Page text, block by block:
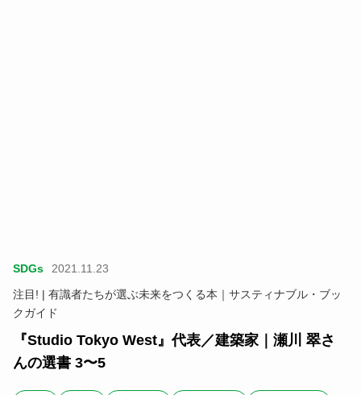
SDGs
2021.11.23
注目! | 有識者たちが選ぶ未来をつくる本｜サスティナブル・ブッ
クガイド
『Studio Tokyo West』代表／建築家｜瀬川 翠さ
んの選書 3〜5